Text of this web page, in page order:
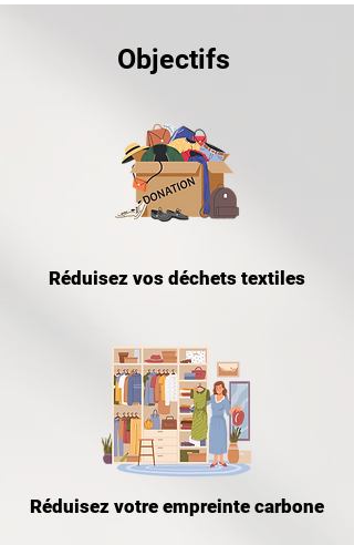
Objectifs
Réduisez vos déchets textiles
Réduisez votre empreinte carbone